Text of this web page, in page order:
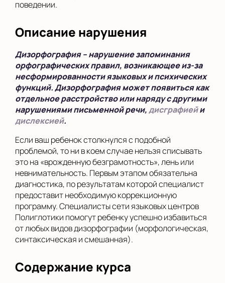
поведении.
Описание нарушения
Дизорфография – нарушение запоминания
орфографических правил, возникающее из-за
несформированности языковых и психических
функций. Дизорфография может появиться как
отдельное расстройство или наряду с другими
нарушениями письменной речи,дисграфиейи
дислексией.
Если ваш ребенок столкнулся с подобной
проблемой, то ни в коем случае нельзя списывать
это на «врожденную безграмотность», лень или
невнимательность. Первым этапом обязательна
диагностика, по результатам которой специалист
предоставит необходимую коррекционную
программу. Специалисты сети языковых центров
Полиглотики помогут ребенку успешно избавиться
от любых видов дизорфографии (морфологическая,
синтаксическая и смешанная).
Содержание курса